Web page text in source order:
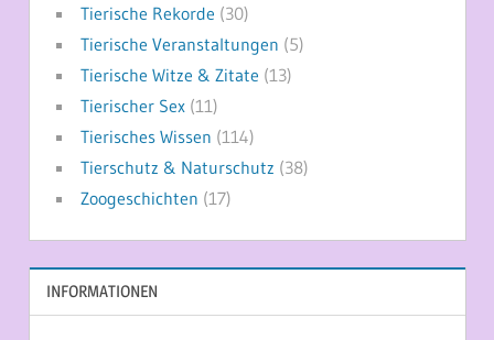
Tierische Rekorde (30)
Tierische Veranstaltungen (5)
Tierische Witze & Zitate (13)
Tierischer Sex(11)
Tierisches Wissen (114)
Tierschutz & Naturschutz (38)
Zoogeschichten (17)
INFORMATIONEN